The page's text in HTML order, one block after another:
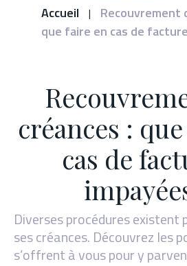
Accueil |
Recouvrement
que faire en cas de
créances :
cas de
Diverses procédures existent
ses créances. Découvrez les
s’offrent à vous pour y